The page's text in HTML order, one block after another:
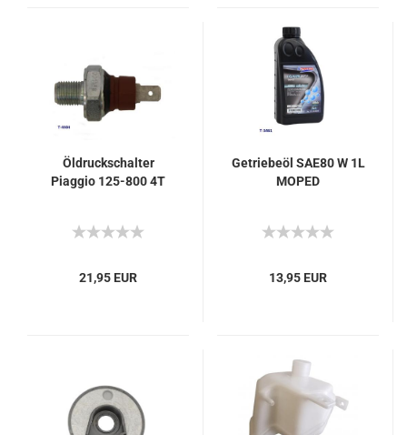
Öldruckschalter
Piaggio 125-800 4T
21,95 EUR
Getriebeöl SAE80 W 1L
MOPED
13,95 EUR